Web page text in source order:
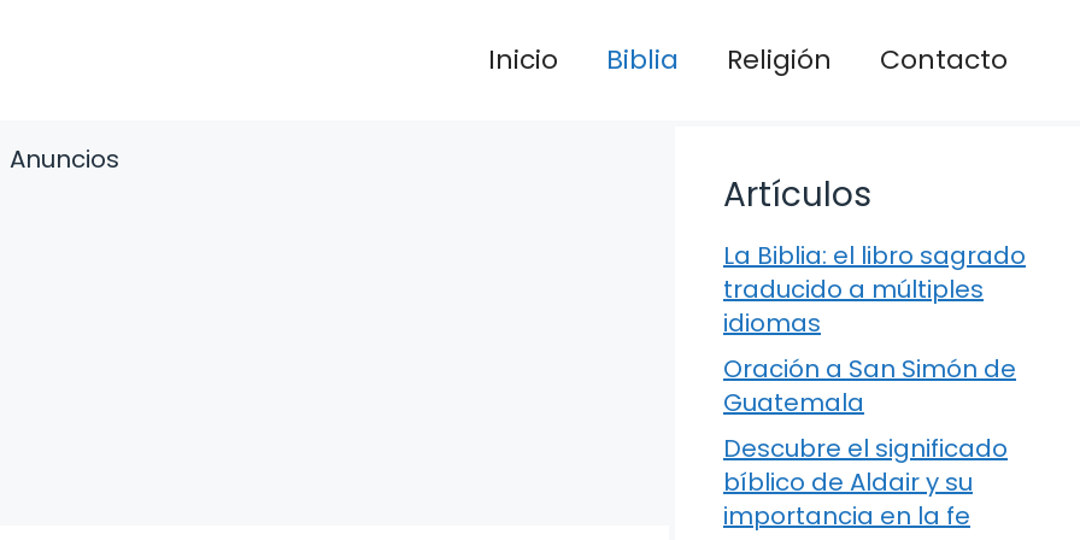
Inicio Biblia Religión Contacto
Anuncios
Artículos
La Biblia: el libro sagrado
traducido a múltiples
idiomas
Oración a San Simón de
Guatemala
Descubre el significado
bíblico de Aldair y su
importancia en la fe